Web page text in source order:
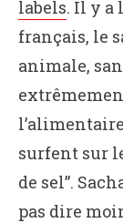
labels. Il y a
français, le
animale,
surfent sur
de sel”.
pas dire